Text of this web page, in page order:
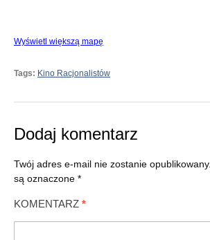
Wyświetl większą mapę
Tags: Kino Racjonalistów
Dodaj komentarz
Twój adres e-mail nie zostanie opublikowany.
są oznaczone *
KOMENTARZ *